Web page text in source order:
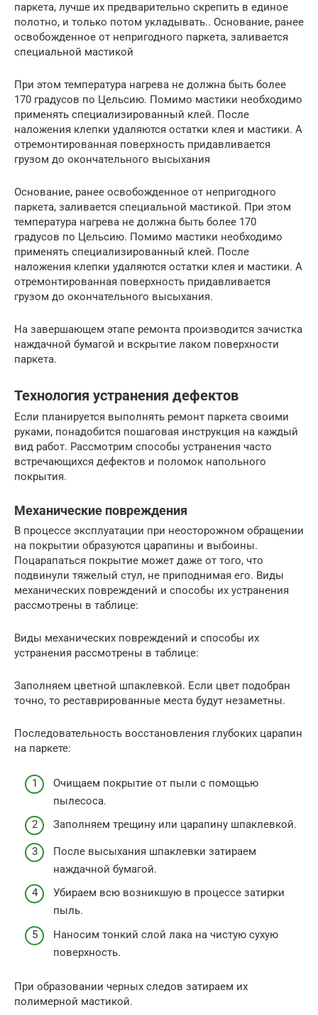
паркета, лучше их предварительно скрепить в единое
полотно, и только потом укладывать.. Основание, ранее
освобожденное от непригодного паркета, заливается
специальной мастикой
При этом температура нагрева не должна быть более
170 градусов по Цельсию. Помимо мастики необходимо
применять специализированный клей. После
наложения клепки удаляются остатки клея и мастики. А
отремонтированная поверхность придавливается
грузом до окончательного высыхания
Основание, ранее освобожденное от непригодного
паркета, заливается специальной мастикой. При этом
температура нагрева не должна быть более 170
градусов по Цельсию. Помимо мастики необходимо
применять специализированный клей. После
наложения клепки удаляются остатки клея и мастики. А
отремонтированная поверхность придавливается
грузом до окончательного высыхания.
На завершающем этапе ремонта производится зачистка
наждачной бумагой и вскрытие лаком поверхности
паркета.
Технология устранения дефектов
Если планируется выполнять ремонт паркета своими
руками, понадобится пошаговая инструкция на каждый
вид работ. Рассмотрим способы устранения часто
встречающихся дефектов и поломок напольного
покрытия.
Механические повреждения
В процессе эксплуатации при неосторожном обращении
на покрытии образуются царапины и выбоины.
Поцарапаться покрытие может даже от того, что
подвинули тяжелый стул, не приподнимая его. Виды
механических повреждений и способы их устранения
рассмотрены в таблице:
Виды механических повреждений и способы их
устранения рассмотрены в таблице:
Заполняем цветной шпаклевкой. Если цвет подобран
точно, то реставрированные места будут незаметны.
Последовательность восстановления глубоких царапин
на паркете:
Очищаем покрытие от пыли с помощью
пылесоса.
Заполняем трещину или царапину шпаклевкой.
После высыхания шпаклевки затираем
наждачной бумагой.
Убираем всю возникшую в процессе затирки
пыль.
Наносим тонкий слой лака на чистую сухую
поверхность.
При образовании черных следов затираем их
полимерной мастикой.